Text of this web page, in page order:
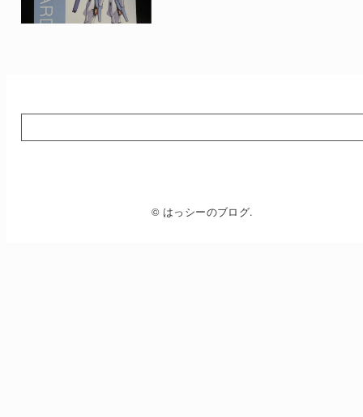
© はっシーのブログ.